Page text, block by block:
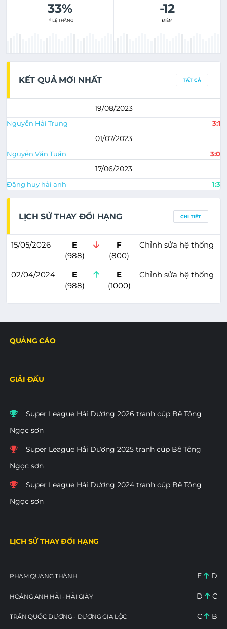
33%
TỶ LỆ THẮNG
-12
ĐIỂM
KẾT QUẢ MỚI NHẤT TẤT CẢ
19/08/2023
Nguyễn Hải Trung 3:1
01/07/2023
Nguyễn Văn Tuấn 3:0
17/06/2023
Đặng huy hải anh 1:3
LỊCH SỬ THAY ĐỔI HẠNG CHI TIẾT
15/05/2026
E
(988)
F
(800)
Chỉnh sửa hệ thống
02/04/2024
E
(988)
E
(1000)
Chỉnh sửa hệ thống
QUẢNG CÁO
GIẢI ĐẤU
Super League Hải Dương 2026 tranh cúp Bê Tông
Ngọc sơn
Super League Hải Dương 2025 tranh cúp Bê Tông
Ngọc sơn
Super League Hải Dương 2024 tranh cúp Bê Tông
Ngọc sơn
LỊCH SỬ THAY ĐỔI HẠNG
PHẠM QUANG THÀNH E D
HOÀNG ANH HẢI - HẢI GIÀY D C
TRẦN QUỐC DƯƠNG - DƯƠNG GIA LỘC C B